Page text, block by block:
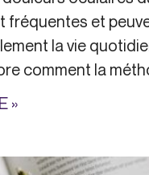
fréquentes et
la vie
comment la
»